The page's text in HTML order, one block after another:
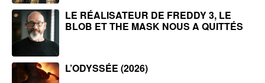
LE RÉALISATEUR DE FREDDY 3, LE
BLOB ET THE MASK NOUS A QUITTÉS
L’ODYSSÉE (2026)